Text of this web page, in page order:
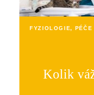
FYZIOLOGIE,
Kolik